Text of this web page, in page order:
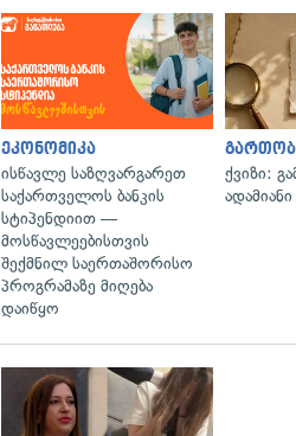
ეკონომიკა
ისწავლე საზღვარგარეთ
საქართველოს ბანკის
სტიპენდიით —
მოსწავლეებისთვის
შექმნილ საერთაშორისო
პროგრამაზე მიღება
დაიწყო
ქვიზი: